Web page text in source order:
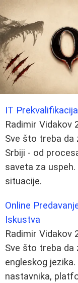
IT
Radimir Vidakov
Sve što treba da
Srbiji - od
saveta za
situacije.
Online
Iskustva
Radimir Vidakov
Sve što treba da
engleskog
nastavnika,